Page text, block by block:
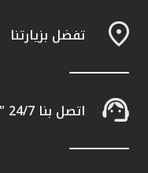
تفضل بزيارتنا
اتصل بنا 24/7 "الخدمة الهاتفية" 1803333